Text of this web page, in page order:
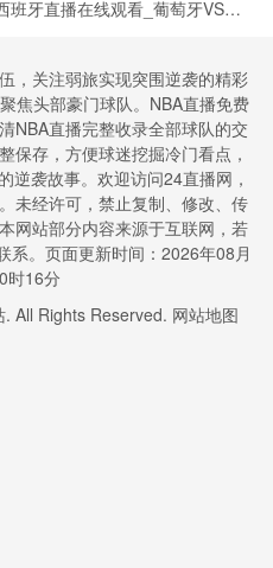
班牙直播在线观看_葡萄牙VS西
，关注弱旅实现突围逆袭的精彩
焦头部豪门球队。NBA直播免费
NBA直播完整收录全部球队的交
保存，方便球迷挖掘冷门看点，
逆袭故事。欢迎访问24直播网，
未经许可，禁止复制、修改、传
网站部分内容来源于互联网，若
系。页面更新时间：2026年08月
时16分
. All Rights Reserved. 网站地图